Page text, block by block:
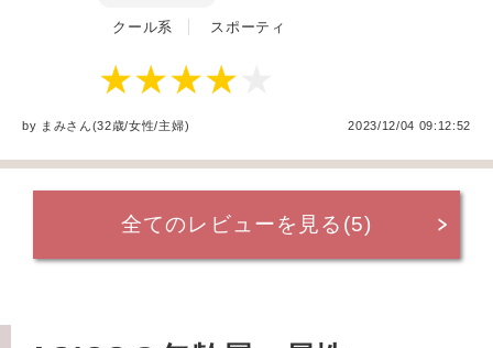
クール系 スポーティ
by まみさん(32歳/女性/主婦) 2023/12/04 09:12:52
全てのレビューを見る(5)